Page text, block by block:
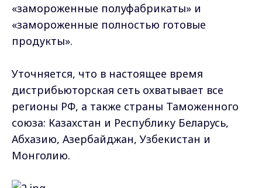
«замороженные полуфабрикаты» и
«замороженные полностью готовые
продукты».
Уточняется, что в настоящее время
дистрибьюторская сеть охватывает все
регионы РФ, а также страны Таможенного
союза: Казахстан и Республику Беларусь,
Абхазию, Азербайджан, Узбекистан и
Монголию.